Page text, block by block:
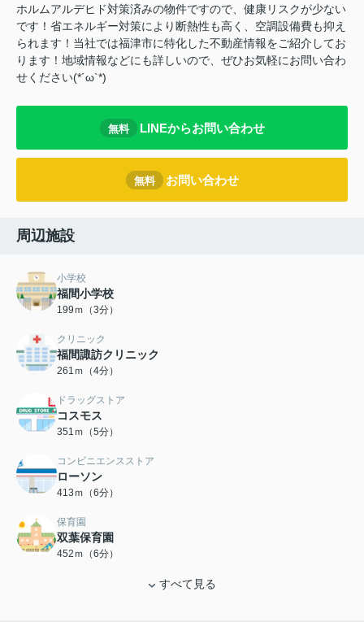
ホルムアルデヒド対策済みの物件ですので、健康リスクが少ない
です！省エネルギー対策により断熱性も高く、空調設備費も抑え
られます！当社では福津市に特化した不動産情報をご紹介してお
ります！地域情報などにも詳しいので、ぜひお気軽にお問い合わ
せください(*´ω`*)
無料 LINEからお問い合わせ
無料 お問い合わせ
周辺施設
小学校
福間小学校
199ｍ（3分）
クリニック
福間諏訪クリニック
261ｍ（4分）
ドラッグストア
コスモス
351ｍ（5分）
コンビニエンスストア
ローソン
413ｍ（6分）
保育園
双葉保育園
452ｍ（6分）
すべて見る